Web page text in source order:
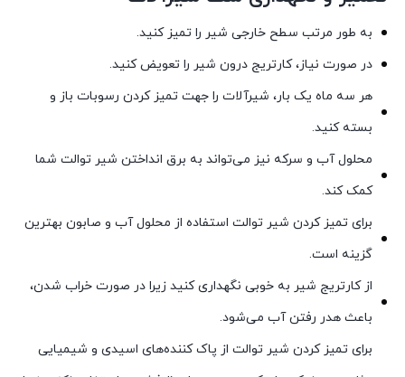
به طور مرتب سطح خارجی شیر را تمیز کنید.
در صورت نیاز، کارتریج درون شیر را تعویض کنید.
هر سه ماه یک بار، شیرآلات را جهت تمیز کردن رسوبات باز و
بسته کنید.
محلول آب و سرکه نیز می‌تواند به برق انداختن شیر توالت شما
کمک کند.
برای تمیز کردن شیر توالت استفاده از محلول آب و صابون بهترین
گزینه است.
از کارتریج شیر به خوبی نگهداری کنید زیرا در صورت خراب شدن،
باعث هدر رفتن آب می‌شود.
برای تمیز کردن شیر توالت از پاک کننده‌های اسیدی و شیمیایی